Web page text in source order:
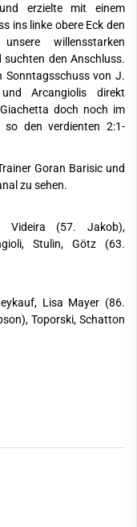
erzielte mit einem
ins linke obere Eck den
willensstarken
den Anschluss.
Sonntagsschuss von J.
Arcangiolis direkt
doch noch im
den verdienten 2:1-
Goran Barisic und
zu sehen.
Videira (57. Jakob),
Stulin, Götz (63.
Lisa Mayer (86.
Toporski, Schatton